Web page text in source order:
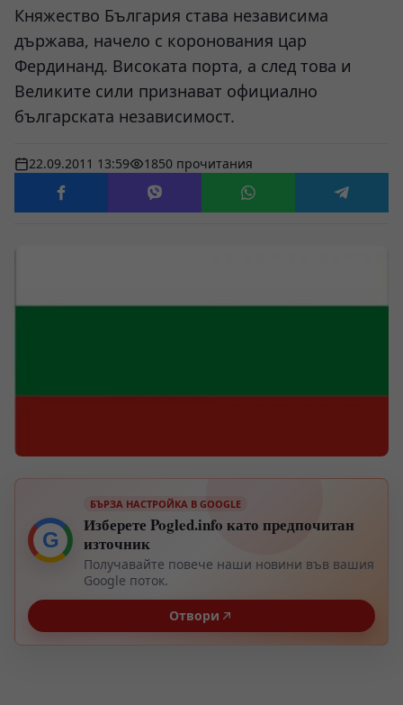
Княжество България става независима
държава, начело с коронования цар
Фердинанд. Високата порта, а след това и
Великите сили признават официално
българската независимост.
22.09.2011 13:59 1850 прочитания
G
БЪРЗА НАСТРОЙКА В GOOGLE
Изберете Pogled.info като предпочитан
източник
Получавайте повече наши новини във вашия
Google поток.
Отвори